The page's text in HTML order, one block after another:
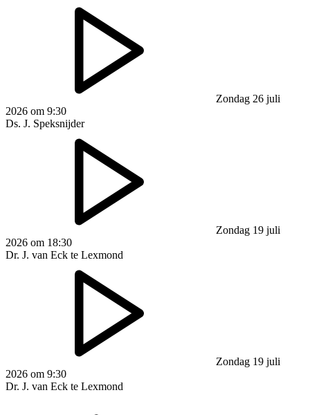
Zondag 26 juli
2026 om 9:30
Ds. J. Speksnijder
Zondag 19 juli
2026 om 18:30
Dr. J. van Eck te Lexmond
Zondag 19 juli
2026 om 9:30
Dr. J. van Eck te Lexmond